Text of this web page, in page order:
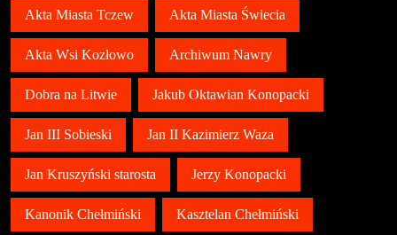
Akta Miasta Tczew Akta Miasta Świecia
Akta Wsi Kozłowo Archiwum Nawry
Dobra na Litwie Jakub Oktawian Konopacki
Jan III Sobieski Jan II Kazimierz Waza
Jan Kruszyński starosta Jerzy Konopacki
Kanonik Chełmiński Kasztelan Chełmiński